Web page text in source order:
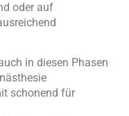
oder auf
in diesen Phasen
schonend für